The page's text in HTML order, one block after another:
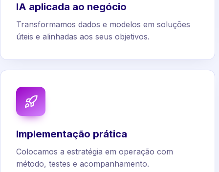
IA aplicada ao negócio
Transformamos dados e modelos em soluções
úteis e alinhadas aos seus objetivos.
Implementação prática
Colocamos a estratégia em operação com
método, testes e acompanhamento.